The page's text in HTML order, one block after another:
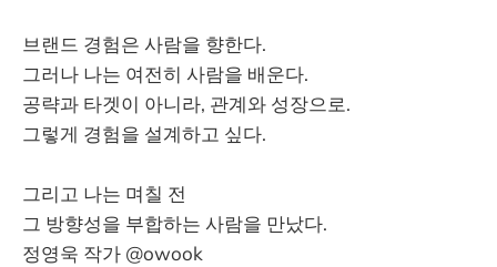
브랜드 경험은 사람을 향한다.
그러나 나는 여전히 사람을 배운다.
공략과 타겟이 아니라, 관계와 성장으로.
그렇게 경험을 설계하고 싶다.
그리고 나는 며칠 전
그 방향성을 부합하는 사람을 만났다.
정영욱 작가 @owook